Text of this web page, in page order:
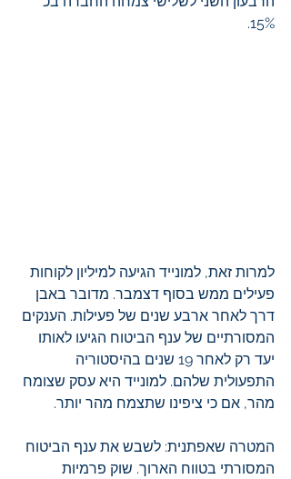
15%.
למרות זאת, למונייד הגיעה למיליון לקוחות
פעילים ממש בסוף דצמבר. מדובר באבן
דרך לאחר ארבע שנים של פעילות. הענקים
המסורתיים של ענף הביטוח הגיעו לאותו
יעד רק לאחר 19 שנים בהיסטוריה
התפעולית שלהם. למונייד היא עסק שצומח
מהר, אם כי ציפינו שתצמח מהר יותר.
המטרה שאפתנית: לשבש את ענף הביטוח
המסורתי בטווח הארוך. שוק פרמיות